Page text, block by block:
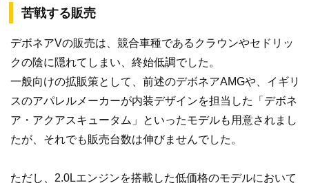
苦戦する販売
デボネアVの販売は、競合車種であるクラウンやセドリッ
クの陰に隠れてしまい、終始低調でした。
一般向けの拡販策として、前述のデボネアAMGや、イギリ
スのアパレルメーカーが内装デザインを担当した「デボネ
ア・アクアスキュータム」といったモデルも用意されまし
たが、それでも販売台数は伸びませんでした。
ただし、2.0Lエンジンを搭載した低価格のモデルにおいて